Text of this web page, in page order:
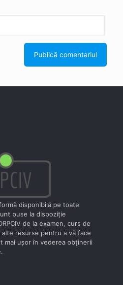
disponibilă pe toate
puse la dispoziţie
de la examen, curs de
resurse pentru a vă face
mai uşor în vederea obţinerii